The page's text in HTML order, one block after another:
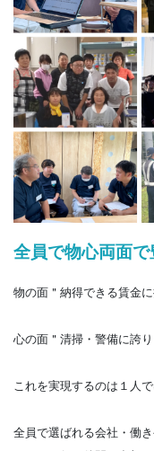
全員で物心両面
物の面＂納得できる賃金
心の面＂清掃・警備に誇
これを実現するのは１人で
全員で選ばれる会社・働